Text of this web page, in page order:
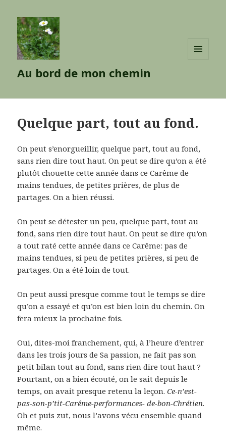
Au bord de mon chemin
Quelque part, tout au fond.
On peut s’enorgueillir, quelque part, tout au fond,
sans rien dire tout haut. On peut se dire qu’on a été
plutôt chouette cette année dans ce Carême de
mains tendues, de petites prières, de plus de
partages. On a bien réussi.
On peut se détester un peu, quelque part, tout au
fond, sans rien dire tout haut. On peut se dire qu’on
a tout raté cette année dans ce Carême: pas de
mains tendues, si peu de petites prières, si peu de
partages. On a été loin de tout.
On peut aussi presque comme tout le temps se dire
qu’on a essayé et qu’on est bien loin du chemin. On
fera mieux la prochaine fois.
Oui, dites-moi franchement, qui, à l’heure d’entrer
dans les trois jours de Sa passion, ne fait pas son
petit bilan tout au fond, sans rien dire tout haut ?
Pourtant, on a bien écouté, on le sait depuis le
temps, on avait presque retenu la leçon.Ce-n’est-
pas-son-p’tit-Carême-performances- de-bon-Chrétien.
Oh et puis zut, nous l’avons vécu ensemble quand
même.